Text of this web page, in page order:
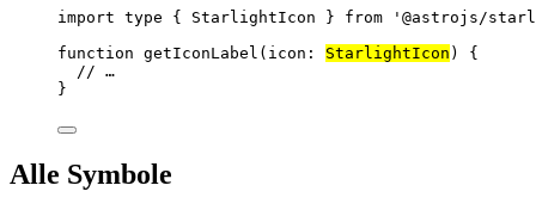
import type { StarlightIcon } from ' @astrojs/
function getIconLabel ( icon : StarlightIcon )
{
// …
}
Alle Symbole